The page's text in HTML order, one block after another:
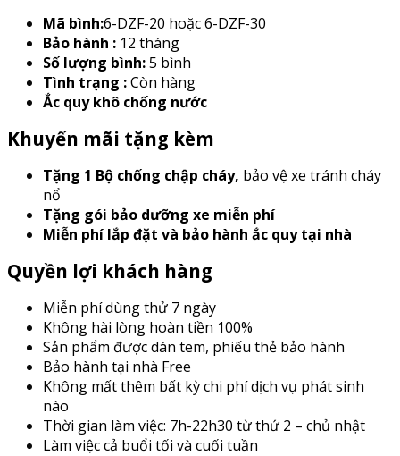
Mã bình:6-DZF-20 hoặc 6-DZF-30
Bảo hành : 12 tháng
Số lượng bình:5 bình
Tình trạng :Còn hàng
Ắc quy khô chống nước
Khuyến mãi tặng kèm
Tặng 1 Bộ chống chập cháy, bảo vệ xe tránh cháy
nổ
Tặng gói bảo dưỡng xe miễn phí
Miễn phí lắp đặt và bảo hành ắc quy tại nhà
Quyền lợi khách hàng
Miễn phí dùng thử 7 ngày
Không hài lòng hoàn tiền 100%
Sản phẩm được dán tem, phiếu thẻ bảo hành
Bảo hành tại nhà Free
Không mất thêm bất kỳ chi phí dịch vụ phát sinh
nào
Thời gian làm việc: 7h-22h30 từ thứ 2 – chủ nhật
Làm việc cả buổi tối và cuối tuần